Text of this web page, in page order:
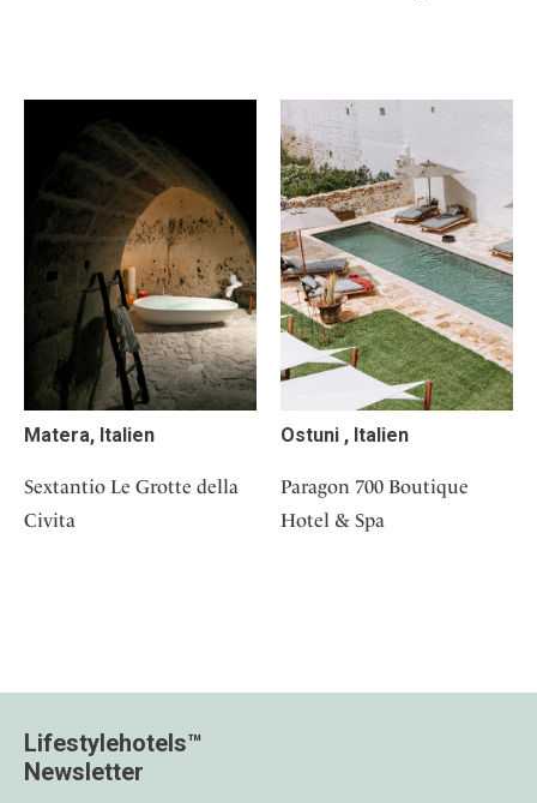
Matera, Italien
Sextantio Le Grotte della
Civita
Ostuni , Italien
Paragon 700 Boutique
Hotel & Spa
Lifestylehotels™
Newsletter